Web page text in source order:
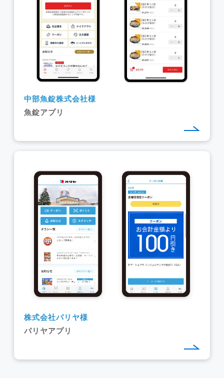
中部魚錠株式会社様
魚錠アプリ
株式会社パリヤ様
パリヤアプリ